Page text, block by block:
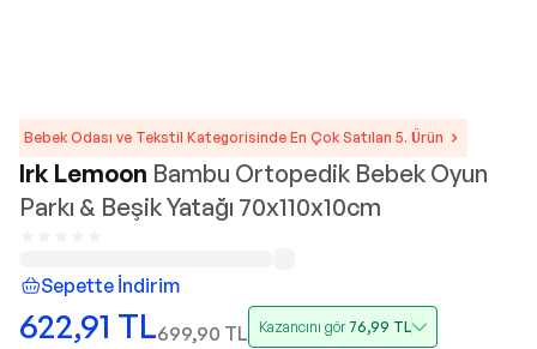
Bebek Odası ve Tekstil Kategorisinde En Çok Satılan 5. Ürün
Irk Lemoon Bambu Ortopedik Bebek Oyun
Parkı & Beşik Yatağı 70x110x10cm
Sepette İndirim
622,91 TL699,90 TL Kazancını gör 76,99 TL